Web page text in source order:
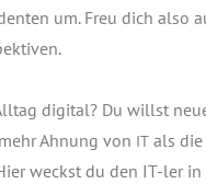
um. Freu dich also
digi­tal? Du willst
Ahnung von ITals die
weckst du den IT-ler